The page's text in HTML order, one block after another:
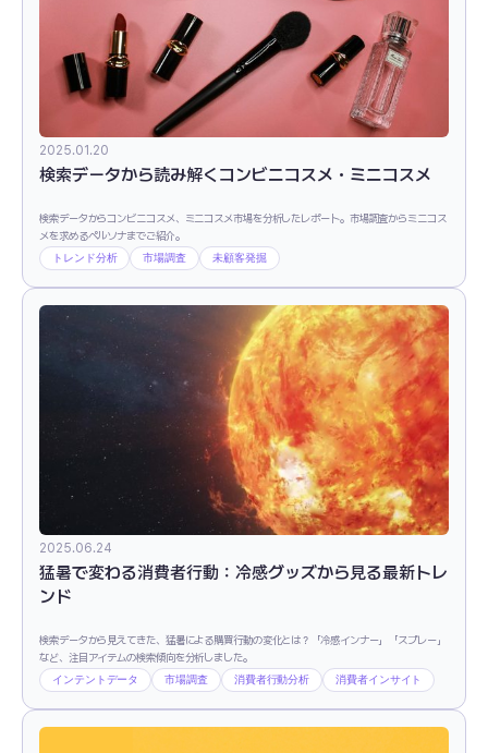
2025.01.20
検索データから読み解くコンビニコスメ・ミニコスメ
検索データからコンビニコスメ、ミニコスメ市場を分析したレポート。市場調査からミニコス
メを求めるペルソナまでご紹介。
トレンド分析 市場調査 未顧客発掘
2025.06.24
猛暑で変わる消費者行動：冷感グッズから見る最新トレ
ンド
検索データから見えてきた、猛暑による購買行動の変化とは？「冷感インナー」「スプレー」
など、注目アイテムの検索傾向を分析しました。
インテントデータ 市場調査 消費者行動分析 消費者インサイト